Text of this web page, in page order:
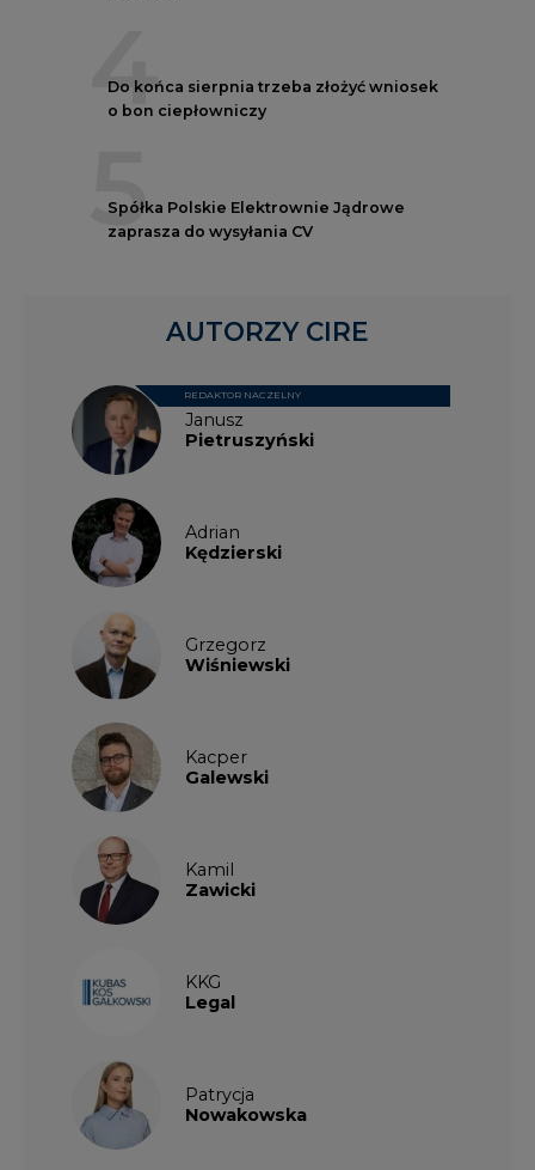
4
Do końca sierpnia trzeba złożyć wniosek
o bon ciepłowniczy
5
Spółka Polskie Elektrownie Jądrowe
zaprasza do wysyłania CV
Janusz
Pietruszyński
REDAKTOR NACZELNY
Adrian
Kędzierski
Grzegorz
Wiśniewski
Kacper
Galewski
Kamil
Zawicki
KKG
Legal
Patrycja
Nowakowska
AUTORZY CIRE